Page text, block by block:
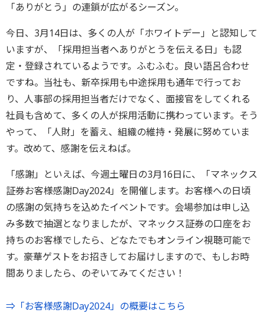
「ありがとう」の連鎖が広がるシーズン。
今日、3月14日は、多くの人が「ホワイトデー」と認知して
いますが、「採用担当者へありがとうを伝える日」も認
定・登録されているようです。ふむふむ。良い語呂合わせ
ですね。当社も、新卒採用も中途採用も通年で行ってお
り、人事部の採用担当者だけでなく、面接官をしてくれる
社員も含めて、多くの人が採用活動に携わっています。そう
やって、「人財」を蓄え、組織の維持・発展に努めていま
す。改めて、感謝を伝えねば。
「感謝」といえば、今週土曜日の3月16日に、「マネックス
証券お客様感謝Day2024」を開催します。お客様への日頃
の感謝の気持ちを込めたイベントです。会場参加は申し込
み多数で抽選となりましたが、マネックス証券の口座をお
持ちのお客様でしたら、どなたでもオンライン視聴可能で
す。豪華ゲストをお招きしてお届けしますので、もしお時
間ありましたら、のぞいてみてください！
⇒「お客様感謝Day2024」の概要はこちら